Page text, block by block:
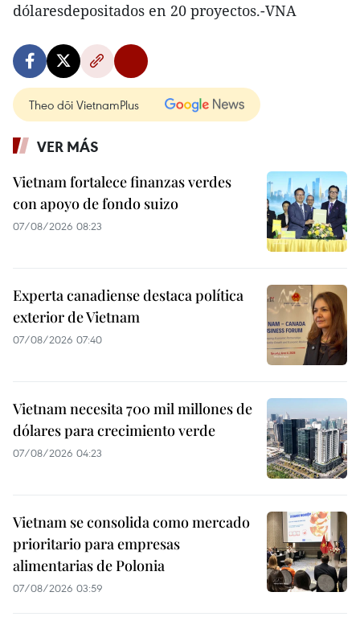
dólaresdepositados en 20 proyectos.-VNA
Theo dõi VietnamPlus
VER MÁS
Vietnam fortalece finanzas verdes
con apoyo de fondo suizo
07/08/2026 08:23
Experta canadiense destaca política
exterior de Vietnam
07/08/2026 07:40
Vietnam necesita 700 mil millones de
dólares para crecimiento verde
07/08/2026 04:23
Vietnam se consolida como mercado
prioritario para empresas
alimentarias de Polonia
07/08/2026 03:59